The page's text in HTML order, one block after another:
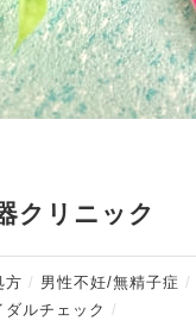
クリニック
方 男性不妊/無精子症
ダルチェック